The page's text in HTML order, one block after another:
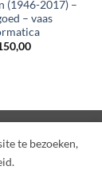
(1946-2017) –
– vaas
IDeal
te bezoeken,